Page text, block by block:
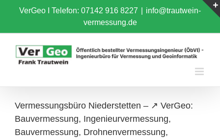
content
VerGeo I Telefon: 07142 916 8227
info@trautwein-
vermessung.de
Vermessungsbüro Niederstetten – ↗️ VerGeo:
Bauvermessung, Ingenieurvermessung,
Bauvermessung, Drohnenvermessung,